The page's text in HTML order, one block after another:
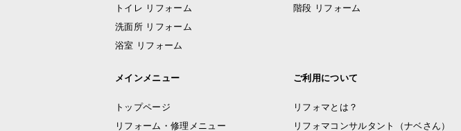
トイレ リフォーム
洗面所 リフォーム
浴室 リフォーム
階段 リフォーム
メインメニュー
トップページ
リフォーム・修理メニュー
ご利用について
リフォマとは？
リフォマコンサルタント（ナベさん）